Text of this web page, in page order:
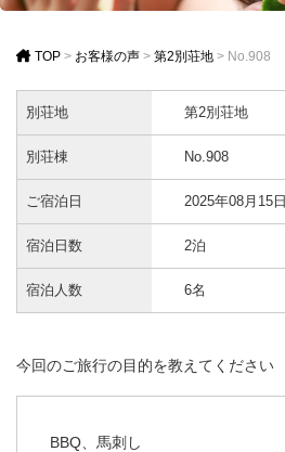
TOP > お客様の声 > 第2別荘地 > No.908
別荘地 第2別荘地
別荘棟 No.908
ご宿泊日 2025年08月15日
宿泊日数 2泊
宿泊人数 6名
今回のご旅行の目的を教えてください
BBQ、馬刺し